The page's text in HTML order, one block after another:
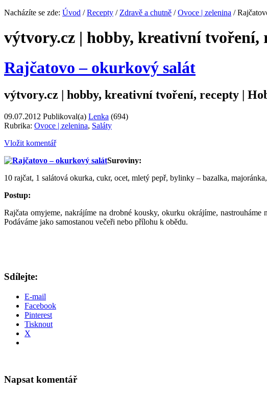
Nacházíte se zde: Úvod /Recepty / Zdravě a chutně /Ovoce | zelenina /
výtvory.cz | hobby, kreativní tvoření,
Rajčatovo – okurkový salát
výtvory.cz | hobby, kreativní tvoření, recepty |
09.07.2012 Publikoval(a) Lenka (694)
Rubrika: Ovoce | zelenina, Saláty
Vložit komentář
Suroviny:
10 rajčat, 1 salátová okurka, cukr, ocet, mletý pepř, bylinky – bazalka,
Postup:
Rajčata omyjeme, nakrájíme na drobné kousky, okurku okrájíme,
Podáváme jako samostanou večeři nebo přílohu k obědu.
Sdílejte:
E-mail
Facebook
Pinterest
Tisknout
X
Napsat komentář